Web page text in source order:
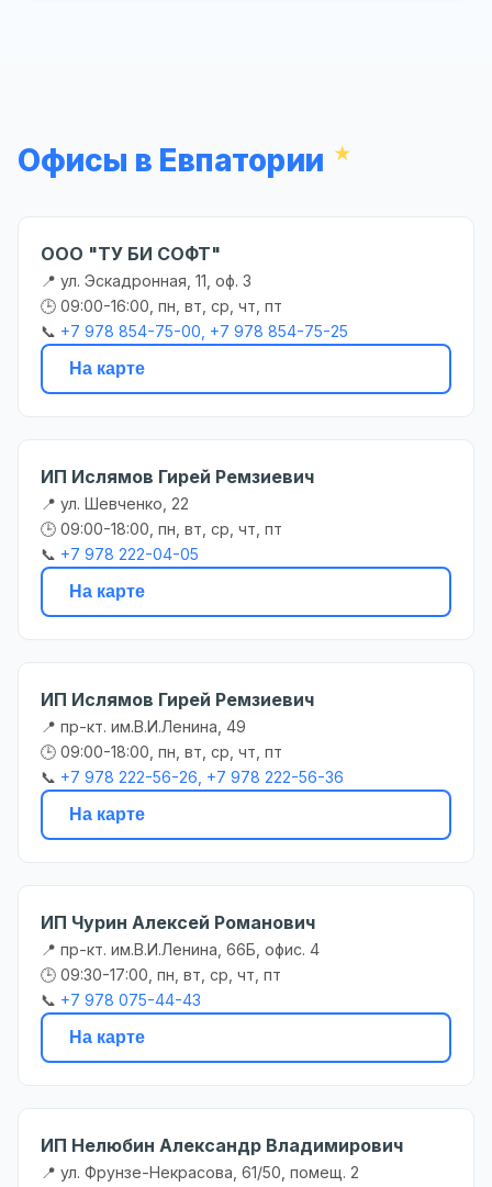
Офисы в Евпатории
ООО "ТУ БИ СОФТ"
📍 ул. Эскадронная, 11, оф. 3
🕒 09:00-16:00, пн, вт, ср, чт, пт
📞 +7 978 854-75-00, +7 978 854-75-25
На карте
ИП Ислямов Гирей Ремзиевич
📍 ул. Шевченко, 22
🕒 09:00-18:00, пн, вт, ср, чт, пт
📞 +7 978 222-04-05
На карте
ИП Ислямов Гирей Ремзиевич
📍 пр-кт. им.В.И.Ленина, 49
🕒 09:00-18:00, пн, вт, ср, чт, пт
📞 +7 978 222-56-26, +7 978 222-56-36
На карте
ИП Чурин Алексей Романович
📍 пр-кт. им.В.И.Ленина, 66Б, офис. 4
🕒 09:30-17:00, пн, вт, ср, чт, пт
📞 +7 978 075-44-43
На карте
ИП Нелюбин Александр Владимирович
📍 ул. Фрунзе-Некрасова, 61/50, помещ. 2